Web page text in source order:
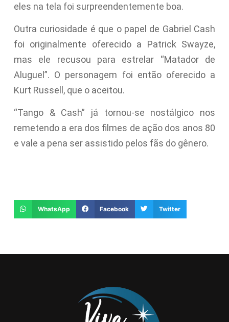
eles na tela foi surpreendentemente boa.
Outra curiosidade é que o papel de Gabriel Cash
foi originalmente oferecido a Patrick Swayze,
mas ele recusou para estrelar “Matador de
Aluguel”. O personagem foi então oferecido a
Kurt Russell, que o aceitou.
“Tango & Cash” já tornou-se nostálgico nos
remetendo a era dos filmes de ação dos anos 80
e vale a pena ser assistido pelos fãs do gênero.
WhatsApp Facebook Twitter